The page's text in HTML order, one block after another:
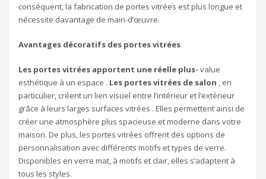
conséquent, la fabrication de portes vitrées est plus longue et
nécessite davantage de main-d’œuvre.
Avantages décoratifs des portes vitrées
Les portes vitrées apportent une réelle plus- value
esthétique à un espace . Les portes vitrées de salon , en
particulier, créent un lien visuel entre l’intérieur et l’extérieur
grâce à leurs larges surfaces vitrées . Elles permettent ainsi de
créer une atmosphère plus spacieuse et moderne dans votre
maison. De plus, les portes vitrées offrent des options de
personnalisation avec différents motifs et types de verre.
Disponibles en verre mat, à motifs et clair, elles s’adaptent à
tous les styles.